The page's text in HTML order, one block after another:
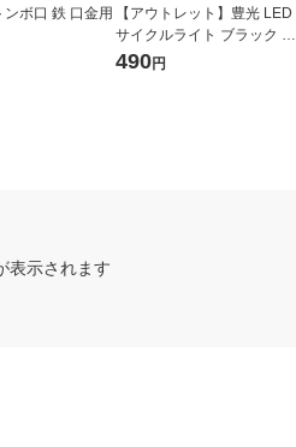
ボ口 鉄 口金用
【アウトレット】豊光 LED
サイクルライト ブラック AG
-787 1台
490円
表示されます